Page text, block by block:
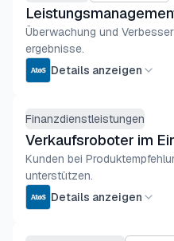
Überwachung und
ergebnisse.
Details anzeigen
Finanzdienstleistungen
Verkaufsroboter im
Kunden bei
unterstützen.
Details anzeigen